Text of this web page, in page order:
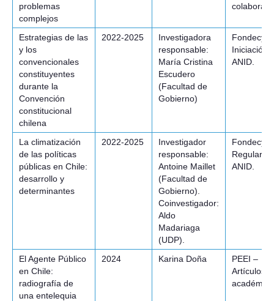
problemas
complejos
Estrategias de las
y los
convencionales
constituyentes
durante la
Convención
constitucional
chilena
2022-2025
Investigadora
responsable:
María Cristina
Escudero
(Facultad de
Gobierno)
Fondecyt
Iniciación,
ANID.
La climatización
de las políticas
públicas en Chile:
desarrollo y
determinantes
2022-2025
Investigador
responsable:
Antoine Maillet
(Facultad de
Gobierno).
Coinvestigador:
Aldo
Madariaga
(UDP).
Fondecyt
Regular,
ANID.
El Agente Público
en Chile:
radiografía de
una entelequia
2024 Karina Doña
PEEI –
Artículos